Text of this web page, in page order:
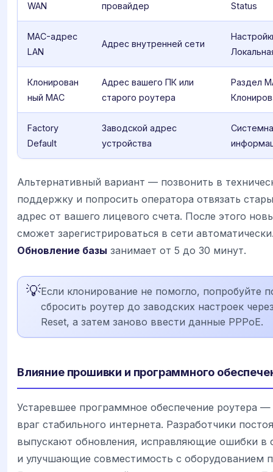
WAN
провайдер
Status
MAC-адрес
LAN
Адрес внутренней сети
Клонирован
ный MAC
Адрес вашего ПК или
старого роутера
Раздел
Factory
Default
Заводской адрес
устройства
Альтернативный вариант — позвонить в
поддержку и попросить оператора отвязать
адрес от вашего лицевого счета. После этого
сможет зарегистрироваться в сети
Обновление базы занимает от 5 до 30 минут.
💡Если клонирование не помогло, попробуйте
сбросить роутер до заводских настроек
Reset, а затем заново ввести данные PPPoE.
Влияние прошивки и программного
Устаревшее программное обеспечение роутера
враг стабильного интернета. Разработчики
выпускают обновления, исправляющие ошибки в
и улучшающие совместимость с оборудованием